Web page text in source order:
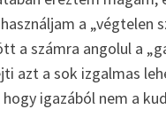
a
számra angolul a
azt a sok izgalmas
igazából nem a